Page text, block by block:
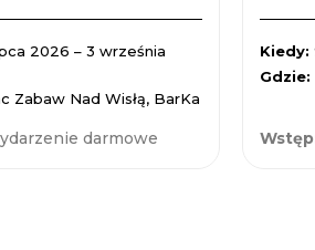
2026 – 3 września
Zabaw Nad Wisłą, BarKa
darmowe
Kiedy:
Gdzie: